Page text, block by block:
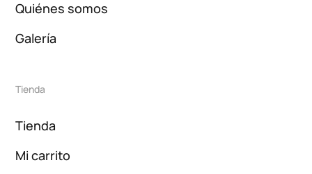
Quiénes somos
Galería
Tienda
Tienda
Mi carrito